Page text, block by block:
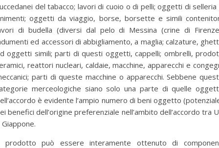
del tabacco; lavori di cuoio o di pelli; oggetti di selleria
oggetti da viaggio, borse, borsette e simili
di budella (diversi dal pelo di Messina (crine di
ed accessori di abbigliamento, a maglia; calzature,
oggetti simili; parti di questi oggetti, cappelli; ombrelli,
reattori nucleari, caldaie, macchine, apparecchi e
parti di queste macchine o apparecchi. Sebbene
merceologiche siano solo una parte di quelle
è evidente l’ampio numero di beni oggetto
benefici dell’origine preferenziale nell’ambito dell’accordo tra
Giappone.
prodotto può essere interamente ottenuto di